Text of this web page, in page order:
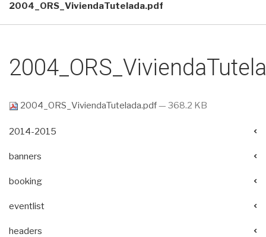
2004_ORS_ViviendaTutelada.pdf
2004_ORS_ViviendaTutelada.pdf— 368.2 KB
2014-2015
banners
booking
eventlist
headers